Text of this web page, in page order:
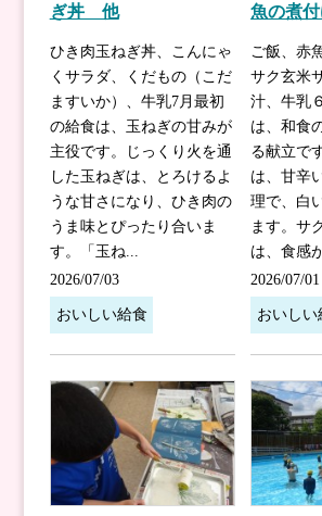
ぎ丼 他
ひき肉玉ねぎ丼、こんにゃ
くサラダ、くだもの（こだ
ますいか）、牛乳7月最初
の給食は、玉ねぎの甘みが
主役です。じっくり火を通
した玉ねぎは、とろけるよ
うな甘さになり、ひき肉の
うま味とぴったり合いま
す。「玉ね...
2026/07/03
おいしい給食
魚の煮
ご飯、赤
サク玄米
汁、牛乳
は、和食
る献立で
は、甘辛
理で、白
ます。サ
は、食感
2026/07/01
おいしい